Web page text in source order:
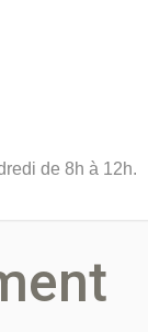
de 8h à 12h.